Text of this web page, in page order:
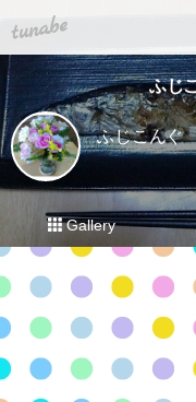
tuna.be
ふじ
ふじこんぐ
Gallery